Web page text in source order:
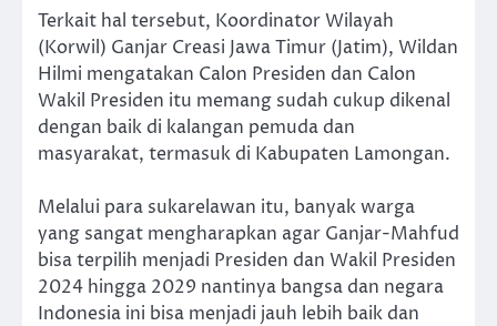
Terkait hal tersebut, Koordinator Wilayah
(Korwil) Ganjar Creasi Jawa Timur (Jatim), Wildan
Hilmi mengatakan Calon Presiden dan Calon
Wakil Presiden itu memang sudah cukup dikenal
dengan baik di kalangan pemuda dan
masyarakat, termasuk di Kabupaten Lamongan.
Melalui para sukarelawan itu, banyak warga
yang sangat mengharapkan agar Ganjar-Mahfud
bisa terpilih menjadi Presiden dan Wakil Presiden
2024 hingga 2029 nantinya bangsa dan negara
Indonesia ini bisa menjadi jauh lebih baik dan